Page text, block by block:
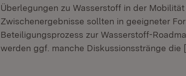
Überlegungen zu Wasserstoff in der
Zwischenergebnisse sollten in geeigneter
Beteiligungsprozess zur Wasserstoff-
werden ggf. manche Diskussionsstränge die